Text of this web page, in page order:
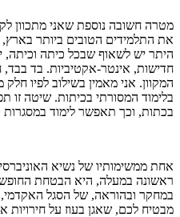
מטרה חשובה נוספת שאני מתכוון
את התלמידים הטובים ביותר בארץ,
היתר יש לשאוף שבכל כיתה וכיתה,
חדישות, אינטר-אקטיביות. בד
המקוון. אני מאמין בשילוב לפיו חלק
בלימוד המסורתי בכיתות. שיטה
בכתות, וכך תאפשר לימוד במסגרות
אחת ממשימותיו של נשיא
ראשונה במעלה, היא הבטחת
במחקר ובהוראה, של הסגל האקדמי,
מבטיח לכם, שאגן בעוז על חירויות